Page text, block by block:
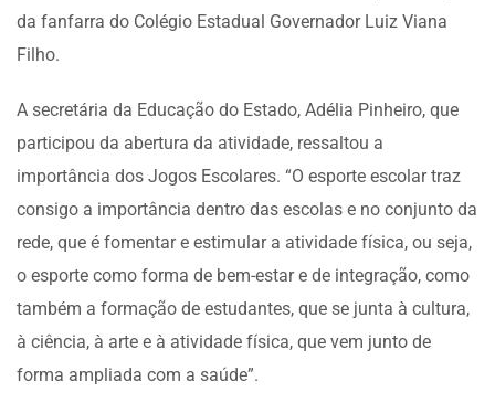
da fanfarra do Colégio Estadual Governador Luiz Viana
Filho.
A secretária da Educação do Estado, Adélia Pinheiro, que
participou da abertura da atividade, ressaltou a
importância dos Jogos Escolares. “O esporte escolar traz
consigo a importância dentro das escolas e no conjunto da
rede, que é fomentar e estimular a atividade física, ou seja,
o esporte como forma de bem-estar e de integração, como
também a formação de estudantes, que se junta à cultura,
à ciência, à arte e à atividade física, que vem junto de
forma ampliada com a saúde”.